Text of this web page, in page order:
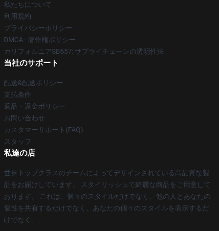
私たちについて
利用規約
プライバシーポリシー
DMCA - 著作権ポリシー
カリフォルニアSB657: サプライチェーンの透明性法
当社のサポート
配送&配送ポリシー
支払条件
返品・返金ポリシー
お問い合わせ
カスタマーサポート(FAQ)
スタッフ
私達の店
世界トップクラスのチームによってデザインされている高品質な製
品をお届けしています。 スタイリッシュで綺麗な商品をご用意して
おります。 これは、個々のスタイルだけでなく、他の人とあなたの
個性を共有するだけでなく、あなたの個々のスタイルを表示するだ
けでなく、.